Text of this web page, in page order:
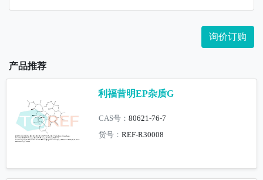
询价订购
产品推荐
利福昔明EP杂质G
CAS号：80621-76-7
货号：REF-R30008